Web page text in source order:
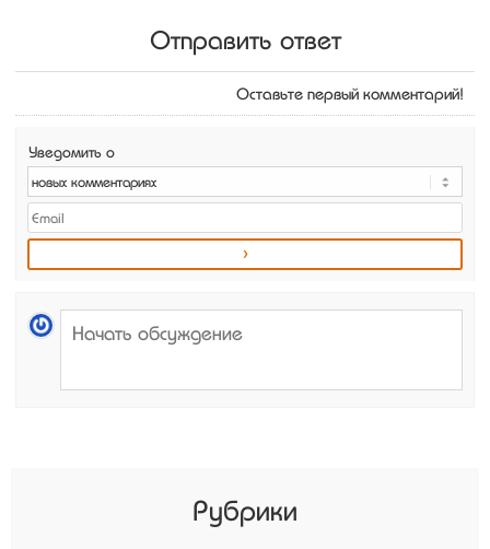
Отправить ответ
Оставьте первый комментарий!
Уведомить о
Рубрики